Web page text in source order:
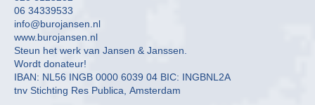
06 34339533
info@burojansen.nl
www.burojansen.nl
Steun het werk van Jansen & Janssen.
Wordt donateur!
IBAN: NL56 INGB 0000 6039 04 BIC: INGBNL2A
tnv Stichting Res Publica, Amsterdam